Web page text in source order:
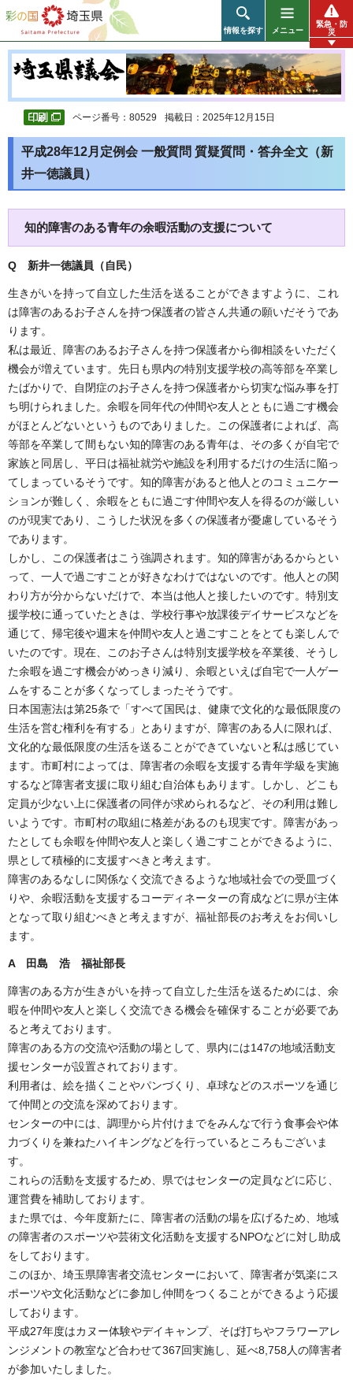
彩の国 埼玉県
情報を探す メニュー
緊急・防
災
ページ番号：80529 掲載日：2025年12月15日
平成28年12月定例会 一般質問 質疑質問・答弁全文（新
井一徳議員）
知的障害のある青年の余暇活動の支援について
Q 新井一徳議員（自民）
生きがいを持って自立した生活を送ることができますように、これ
は障害のあるお子さんを持つ保護者の皆さん共通の願いだそうであ
ります。
私は最近、障害のあるお子さんを持つ保護者から御相談をいただく
機会が増えています。先日も県内の特別支援学校の高等部を卒業し
たばかりで、自閉症のお子さんを持つ保護者から切実な悩み事を打
ち明けられました。余暇を同年代の仲間や友人とともに過ごす機会
がほとんどないというものでありました。この保護者によれば、高
等部を卒業して間もない知的障害のある青年は、その多くが自宅で
家族と同居し、平日は福祉就労や施設を利用するだけの生活に陥っ
てしまっているそうです。知的障害があると他人とのコミュニケー
ションが難しく、余暇をともに過ごす仲間や友人を得るのが厳しい
のが現実であり、こうした状況を多くの保護者が憂慮しているそう
であります。
しかし、この保護者はこう強調されます。知的障害があるからとい
って、一人で過ごすことが好きなわけではないのです。他人との関
わり方が分からないだけで、本当は他人と接したいのです。特別支
援学校に通っていたときは、学校行事や放課後デイサービスなどを
通じて、帰宅後や週末を仲間や友人と過ごすことをとても楽しんで
いたのです。現在、このお子さんは特別支援学校を卒業後、そうし
た余暇を過ごす機会がめっきり減り、余暇といえば自宅で一人ゲー
ムをすることが多くなってしまったそうです。
日本国憲法は第25条で「すべて国民は、健康で文化的な最低限度の
生活を営む権利を有する」とありますが、障害のある人に限れば、
文化的な最低限度の生活を送ることができていないと私は感じてい
ます。市町村によっては、障害者の余暇を支援する青年学級を実施
するなど障害者支援に取り組む自治体もあります。しかし、どこも
定員が少ない上に保護者の同伴が求められるなど、その利用は難し
いようです。市町村の取組に格差があるのも現実です。障害があっ
たとしても余暇を仲間や友人と楽しく過ごすことができるように、
県として積極的に支援すべきと考えます。
障害のあるなしに関係なく交流できるような地域社会での受皿づく
りや、余暇活動を支援するコーディネーターの育成などに県が主体
となって取り組むべきと考えますが、福祉部長のお考えをお伺いし
ます。
A田島 浩 福祉部長
障害のある方が生きがいを持って自立した生活を送るためには、余
暇を仲間や友人と楽しく交流できる機会を確保することが必要であ
ると考えております。
障害のある方の交流や活動の場として、県内には147の地域活動支
援センターが設置されております。
利用者は、絵を描くことやパンづくり、卓球などのスポーツを通じ
て仲間との交流を深めております。
センターの中には、調理から片付けまでをみんなで行う食事会や体
力づくりを兼ねたハイキングなどを行っているところもございま
す。
これらの活動を支援するため、県ではセンターの定員などに応じ、
運営費を補助しております。
また県では、今年度新たに、障害者の活動の場を広げるため、地域
の障害者のスポーツや芸術文化活動を支援するNPOなどに対し助成
をしております。
このほか、埼玉県障害者交流センターにおいて、障害者が気楽にス
ポーツや文化活動などに参加し仲間をつくることができるよう応援
しております。
平成27年度はカヌー体験やデイキャンプ、そば打ちやフラワーアレ
ンジメントの教室など合わせて367回実施し、延べ8,758人の障害者
が参加いたしました。